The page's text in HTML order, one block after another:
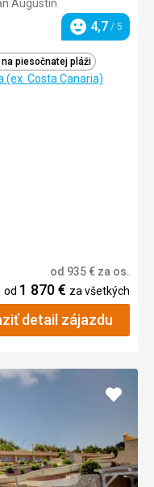
Augustín
Hodnotenie
4,7 / 5
piesočnatej pláži
(ex. Costa Canaria)
od 935€ za os.
od 1 870€ za všetkých
detail zájazdu
Pridať